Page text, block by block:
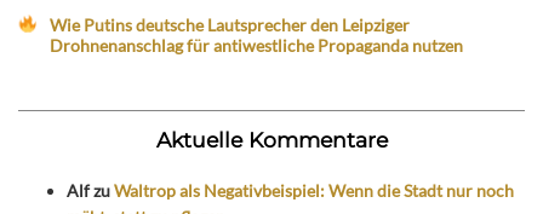
Wie Putins deutsche Lautsprecher den Leipziger
Drohnenanschlag für antiwestliche Propaganda nutzen
Aktuelle Kommentare
AlfzuWaltrop als Negativbeispiel: Wenn die Stadt nur noch